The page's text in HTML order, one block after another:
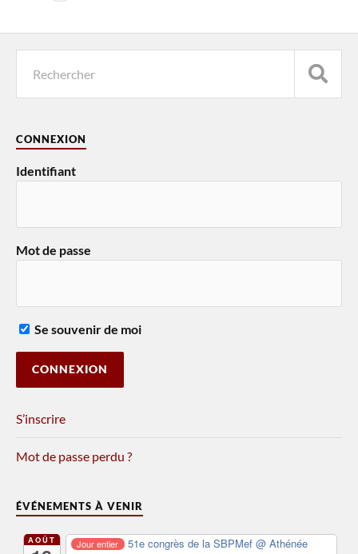
CONNEXION
Identifiant
Mot de passe
Se souvenir de moi
S’inscrire
Mot de passe perdu ?
ÉVÉNEMENTS À VENIR
AOÛT Jour entier 51e congrès de la SBPMef@ Athénée